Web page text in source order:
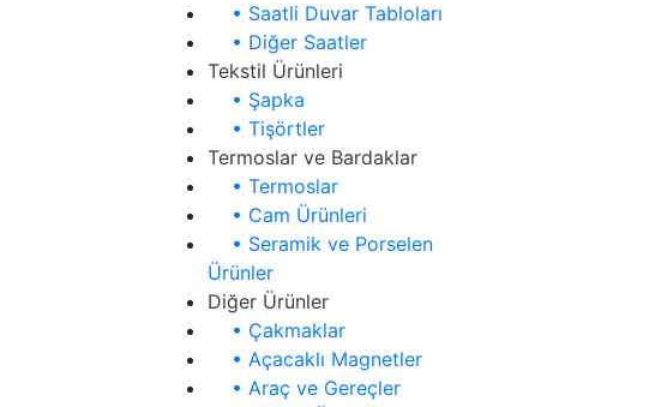
• Saatli Duvar Tabloları
• Diğer Saatler
Tekstil Ürünleri
• Şapka
• Tişörtler
Termoslar ve Bardaklar
• Termoslar
• Cam Ürünleri
• Seramik ve Porselen
Ürünler
Diğer Ürünler
• Çakmaklar
• Açacaklı Magnetler
• Araç ve Gereçler